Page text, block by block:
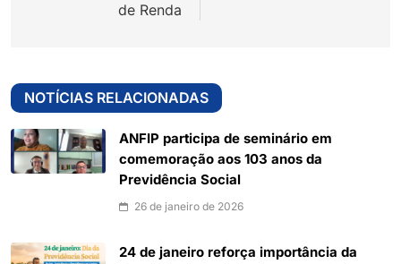
de Renda
NOTÍCIAS RELACIONADAS
ANFIP participa de seminário em
comemoração aos 103 anos da
Previdência Social
26 de janeiro de 2026
24 de janeiro reforça importância da